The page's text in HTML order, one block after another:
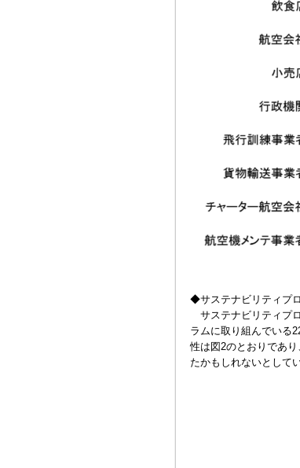
◆サステナビリティプ
サステナビリティプ
ラムに取り組んでいる
性は図2のとおりであ
たかもしれないとしてい